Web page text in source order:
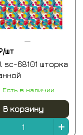
шт
sc-68101 шторка
Есть в наличии
В корзину